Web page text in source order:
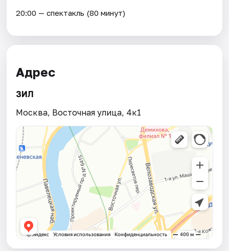
20:00 — спектакль (80 минут)
Адрес
ЗИЛ
Москва, Восточная улица, 4к1